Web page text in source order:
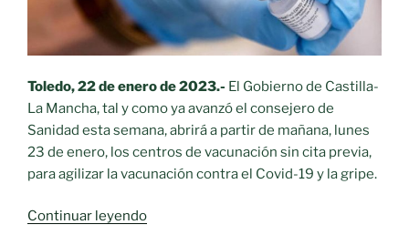
en
personas
mayores
años»
Toledo, 22 de enero de 2023.- El Gobierno de Castilla-
La Mancha, tal y como ya avanzó el consejero de
Sanidad esta semana, abrirá a partir de mañana, lunes
23 de enero, los centros de vacunación sin cita previa,
para agilizar la vacunación contra el Covid-19 y la gripe.
Continuar leyendo«Castilla-